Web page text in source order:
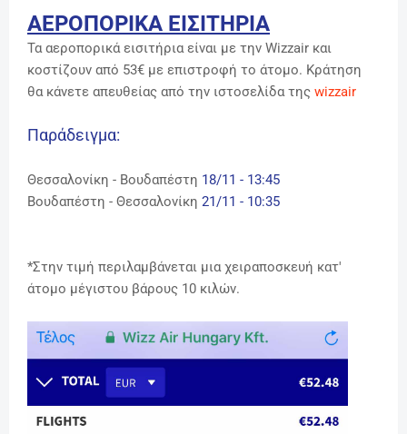
ΑΕΡΟΠΟΡΙΚΑ ΕΙΣΙΤΗΡΙΑ
Τα αεροπορικά εισιτήρια είναι με την Wizzair και
κοστίζουν από 53€ με επιστροφή το άτομο. Κράτηση
θα κάνετε απευθείας από την ιστοσελίδα της wizzair
Παράδειγμα:
Θεσσαλονίκη - Βουδαπέστη 18/11 - 13:45
Βουδαπέστη - Θεσσαλονίκη 21/11 - 10:35
*Στην τιμή περιλαμβάνεται μια χειραποσκευή κατ'
άτομο μέγιστου βάρους 10 κιλών.